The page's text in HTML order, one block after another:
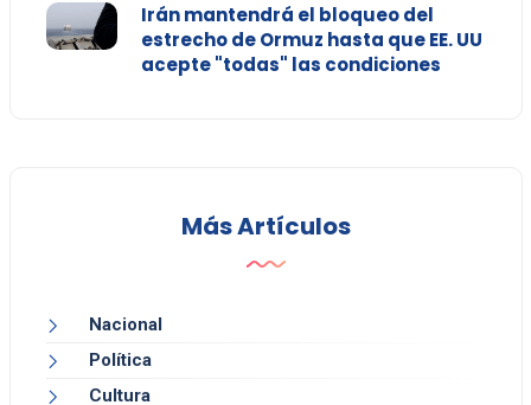
Irán mantendrá el bloqueo del
estrecho de Ormuz hasta que EE. UU
acepte "todas" las condiciones
Más Artículos
Nacional
Política
Cultura